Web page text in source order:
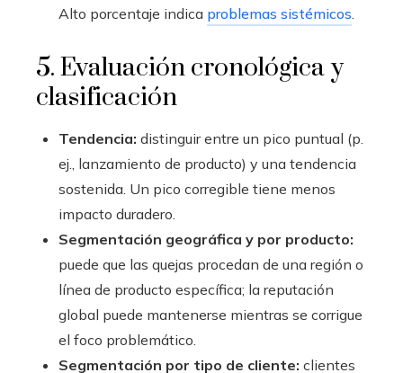
Alto porcentaje indica problemas sistémicos.
5. Evaluación cronológica y
clasificación
Tendencia: distinguir entre un pico puntual (p.
ej., lanzamiento de producto) y una tendencia
sostenida. Un pico corregible tiene menos
impacto duradero.
Segmentación geográfica y por producto:
puede que las quejas procedan de una región o
línea de producto específica; la reputación
global puede mantenerse mientras se corrigue
el foco problemático.
Segmentación por tipo de cliente: clientes